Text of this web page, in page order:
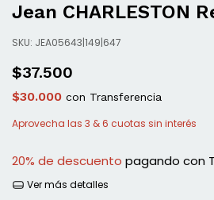
Jean CHARLESTON
SKU: JEA05643|149|647
$37.500
$30.000 con Transferencia
20% de descuento pagando con
Ver más detalles